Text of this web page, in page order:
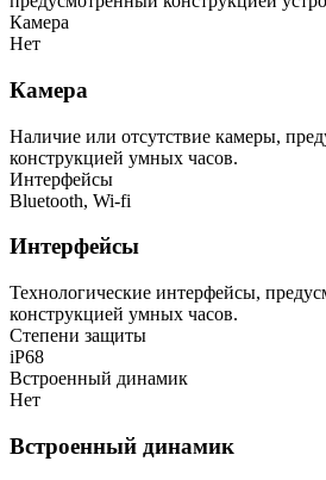
Камера
Нет
Камера
Наличие или отсутствие камеры,
конструкцией умных часов.
Интерфейсы
Bluetooth, Wi-fi
Интерфейсы
Технологические интерфейсы,
конструкцией умных часов.
Cтепени защиты
iP68
Встроенный динамик
Нет
Встроенный динамик